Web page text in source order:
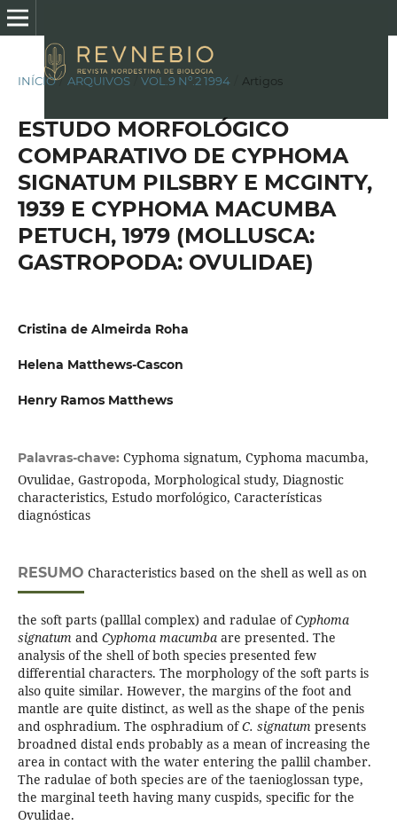
INÍCIO / ARQUIVOS VOL.9 Nº.2 1994 Artigos
ESTUDO MORFOLÓGICO
COMPARATIVO DE CYPHOMA
SIGNATUM PILSBRY E MCGINTY,
1939 E CYPHOMA MACUMBA
PETUCH, 1979 (MOLLUSCA:
GASTROPODA: OVULIDAE)
Cristina de Almeirda Roha
Helena Matthews-Cascon
Henry Ramos Matthews
Palavras-chave: Cyphoma signatum, Cyphoma macumba,
Ovulidae, Gastropoda, Morphological study, Diagnostic
characteristics, Estudo morfológico, Características
diagnósticas
RESUMO Characteristics based on the shell as well as on
the soft parts (palllal complex) and radulae ofCyphoma
signatum and Cyphoma macumbaare presented. The
analysis of the shell of both species presented few
differential characters. The morphology of the soft parts is
also quite similar. However, the margins of the foot and
mantle are quite distinct, as well as the shape of the penis
and osphradium. The osphradium ofC. signatum presents
broadned distal ends probably as a mean of increasing the
area in contact with the water entering the pallil chamber.
The radulae of both species are of the taenioglossan type,
the marginal teeth having many cuspids, specific for the
Ovulidae.